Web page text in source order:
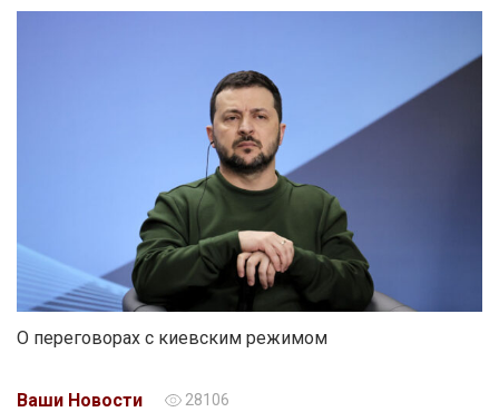
О переговорах с киевским режимом
Ваши Новости 28106